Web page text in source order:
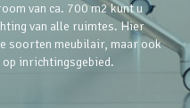
van ca. 700 m2 kunt u
van alle ruimtes. Hier
soorten meubilair, maar ook
inrichtingsgebied.